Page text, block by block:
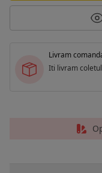
Livram
Iti livram